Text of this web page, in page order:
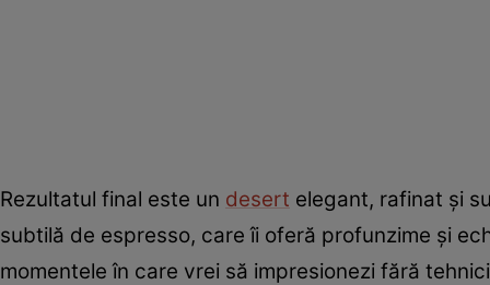
Rezultatul final este un desert elegant, rafinat și
subtilă de espresso, care îi oferă profunzime și
momentele în care vrei să impresionezi fără